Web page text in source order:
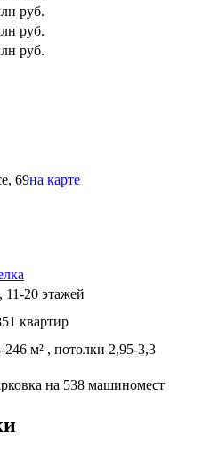
руб.
руб.
руб.
69на карте
20 этажей
квартир
м² , потолки 2,95-3,3
на 538 машиномест